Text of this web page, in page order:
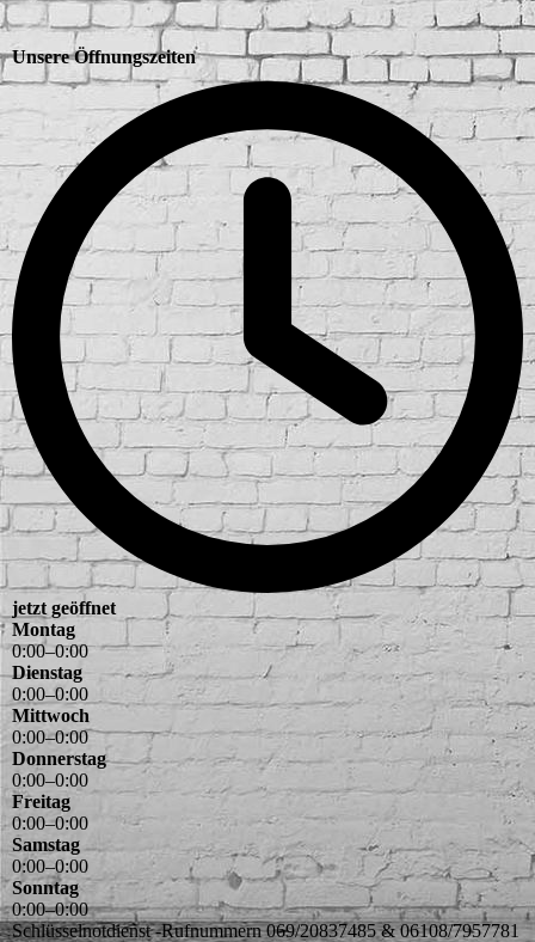
Unsere Öffnungszeiten
jetzt geöffnet
Montag
0:00–0:00
Dienstag
0:00–0:00
Mittwoch
0:00–0:00
Donnerstag
0:00–0:00
Freitag
0:00–0:00
Samstag
0:00–0:00
Sonntag
0:00–0:00
Schlüsselnotdienst -Rufnummern 069/20837485 & 06108/7957781